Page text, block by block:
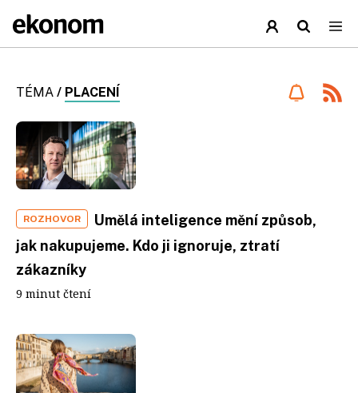
TÉMA / PLACENÍ
ROZHOVOR
Umělá inteligence mění způsob,
jak nakupujeme. Kdo ji ignoruje, ztratí
zákazníky
9 minut čtení